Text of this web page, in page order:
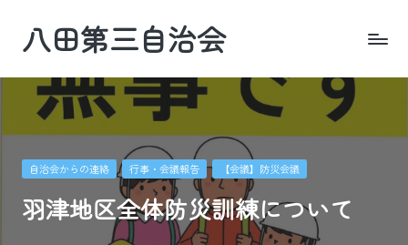
content
八田第三自治会
市・
羽
地Posted
自治会からの連絡 行事・会議報告 【会議】防災会議
羽津地区全体防災訓練について